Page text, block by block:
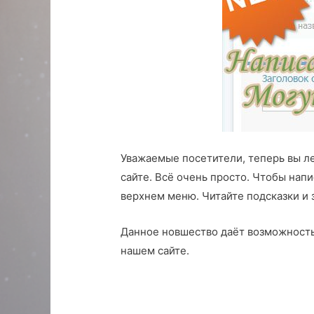
Уважаемые посетители, теперь вы
сайте. Всё очень просто. Чтобы
верхнем меню. Читайте подсказки и
Данное новшество даёт
нашем сайте.